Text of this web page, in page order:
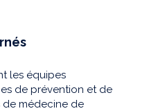
les équipes
de prévention et de
de médecine de